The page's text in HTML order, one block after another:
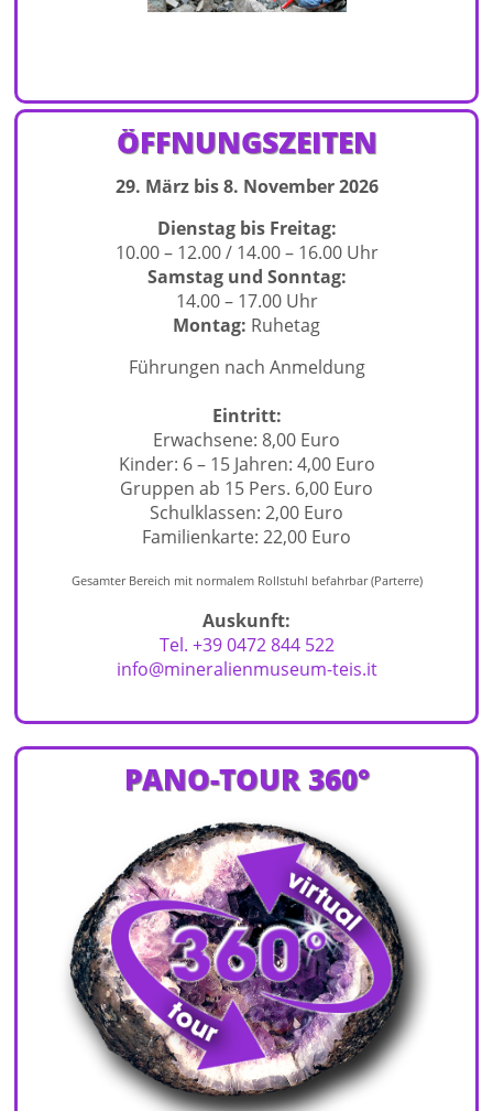
ÖFFNUNGSZEITEN
29. März bis 8. November 2026
Dienstag bis Freitag:
10.00 – 12.00 / 14.00 – 16.00 Uhr
Samstag und Sonntag:
14.00 – 17.00 Uhr
Montag: Ruhetag
Führungen nach Anmeldung
Eintritt:
Erwachsene: 8,00 Euro
Kinder: 6 – 15 Jahren: 4,00 Euro
Gruppen ab 15 Pers. 6,00 Euro
Schulklassen: 2,00 Euro
Familienkarte: 22,00 Euro
Gesamter Bereich mit normalem Rollstuhl befahrbar (Parterre)
Auskunft:
Tel. +39 0472 844 522
info@mineralienmuseum-teis.it
PANO-TOUR 360°